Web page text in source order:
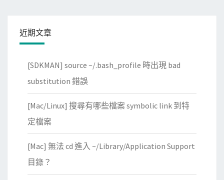
近期文章
[SDKMAN] source ~/.bash_profile 時出現 bad
substitution 錯誤
[Mac/Linux] 搜尋有哪些檔案 symbolic link 到特
定檔案
[Mac] 無法 cd 進入 ~/Library/Application Support
目錄？